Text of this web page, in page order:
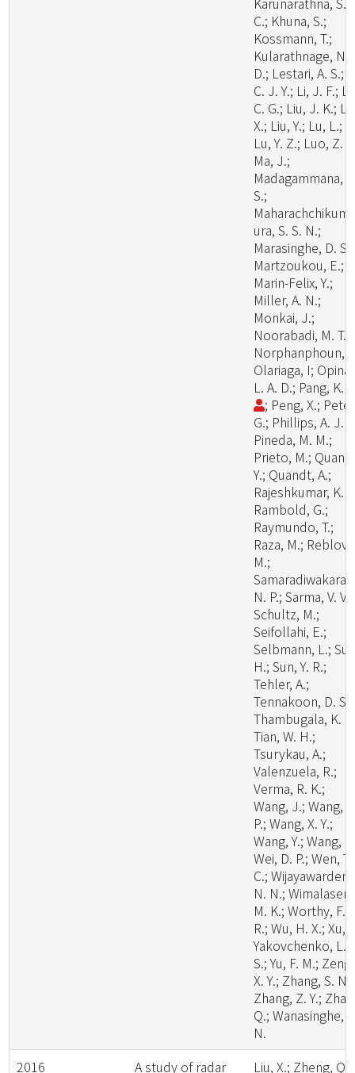
C.; Khuna, S.;
Kossmann, T.;
Kularathnage, N.
D.; Lestari, A. S.;
C. J. Y.; Li, J. F.;
C. G.; Liu, J. K.;
X.; Liu, Y.; Lu, L.;
Lu, Y. Z.; Luo, Z.
Ma, J.;
Madagammana,
S.;
ura, S. S. N.;
Marasinghe, D. S.;
Martzoukou, E.;
Marin-Felix, Y.;
Miller, A. N.;
Monkai, J.;
Noorabadi, M. T.;
Norphanphoun,
Olariaga, I; Opina,
L. A. D.; Pang, K.
; Peng, X.;
G.; Phillips, A. J.
Pineda, M. M.;
Prieto, M.; Quan,
Y.; Quandt, A.;
Rajeshkumar, K.
Rambold, G.;
Raymundo, T.;
Raza, M.;
M.;
Samaradiwakara,
N. P.; Sarma, V. V.;
Schultz, M.;
Seifollahi, E.;
Selbmann, L.; Su,
H.; Sun, Y. R.;
Tehler, A.;
Tennakoon, D. S.;
Thambugala, K.
Tian, W. H.;
Tsurykau, A.;
Valenzuela, R.;
Verma, R. K.;
Wang, J.; Wang,
P.; Wang, X. Y.;
Wang, Y.; Wang,
Wei, D. P.; Wen, T.
C.;
N. N.;
M. K.; Worthy, F.
R.; Wu, H. X.; Xu,
Yakovchenko, L.
S.; Yu, F. M.; Zeng,
X. Y.; Zhang, S. N.;
Zhang, Z. Y.;
Q.; Wanasinghe,
N.
2016
A study of radar Liu, X.; Zheng, Q.